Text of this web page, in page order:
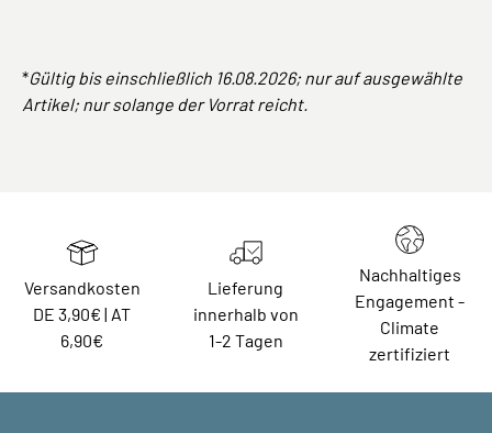
*Gültig bis einschließlich 16.08.2026; nur auf ausgewählte
Artikel; nur solange der Vorrat reicht.
Versandkosten
DE 3,90€ | AT
6,90€
Lieferung
innerhalb von
1-2 Tagen
Nachhaltiges
Engagement -
Climate
zertifiziert